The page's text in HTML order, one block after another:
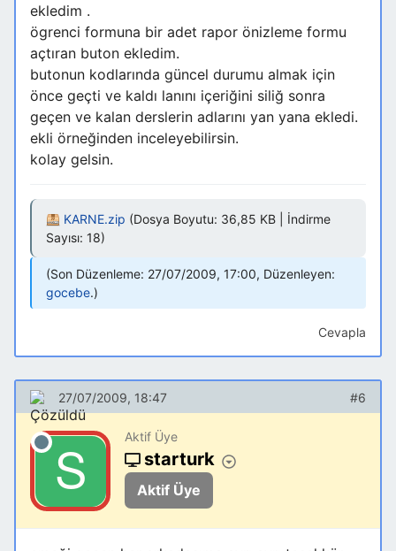
ekledim .
ögrenci formuna bir adet rapor önizleme formu
açtıran buton ekledim.
butonun kodlarında güncel durumu almak için
önce geçti ve kaldı lanını içeriğini siliğ sonra
geçen ve kalan derslerin adlarını yan yana ekledi.
ekli örneğinden inceleyebilirsin.
kolay gelsin.
KARNE.zip (Dosya Boyutu: 36,85 KB | İndirme
Sayısı: 18)
Son Düzenleme: 27/07/2009, 17:00, Düzenleyen:
gocebe.
Cevapla
27/07/2009, 18:47 #6
Aktif Üye
starturk
Aktif Üye